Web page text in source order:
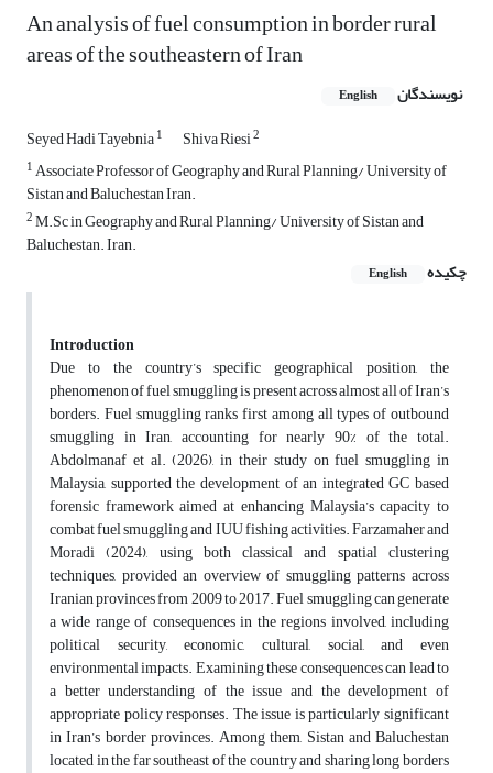
An analysis of fuel consumption in border rural
areas of the southeastern of Iran
نویسندگان English
Seyed Hadi Tayebnia1 Shiva Riesi2
1Associate Professor of Geography and Rural Planning/ University of
Sistan and Baluchestan Iran.
2M.Sc in Geography and Rural Planning/ University of Sistan and
Baluchestan. Iran.
چکیده
English
Introduction
Due to the country’s specific geographical position, the
phenomenon of fuel smuggling is present across almost all of Iran’s
borders. Fuel smuggling ranks first among all types of outbound
smuggling in Iran, accounting for nearly 90% of the total.
Abdolmanaf et al. (2026), in their study on fuel smuggling in
Malaysia, supported the development of an integrated GC based
forensic framework aimed at enhancing Malaysia’s capacity to
combat fuel smuggling and IUU fishing activities. Farzamaher and
Moradi (2024), using both classical and spatial clustering
techniques, provided an overview of smuggling patterns across
Iranian provinces from 2009 to 2017. Fuel smuggling can generate
a wide range of consequences in the regions involved, including
political security, economic, cultural, social, and even
environmental impacts. Examining these consequences can lead to
a better understanding of the issue and the development of
appropriate policy responses. The issue is particularly significant
in Iran’s border provinces. Among them, Sistan and Baluchestan
located in the far southeast of the country and sharing long borders